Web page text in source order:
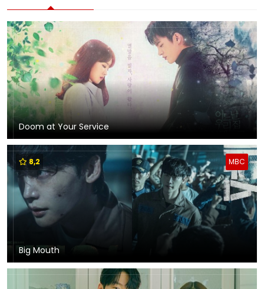
Doom at Your Service
MBC
8,2
Big Mouth